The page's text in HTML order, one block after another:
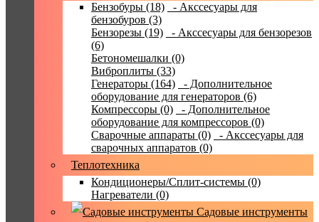
Бензобуры (18)
- Акссесуары для
бензобуров (3)
Бензорезы (19)
- Акссесуары для бензорезов
(6)
Бетономешалки (0)
Виброплиты (33)
Генераторы (164)
- Дополнительное
оборудование для генераторов (6)
Компрессоры (0)
- Дополнительное
оборудование для компрессоров (0)
Сварочные аппараты (0)
- Акссесуары для
сварочных аппаратов (0)
Теплотехника
Кондиционеры/Сплит-системы (0)
Нагреватели (0)
Садовые инструменты